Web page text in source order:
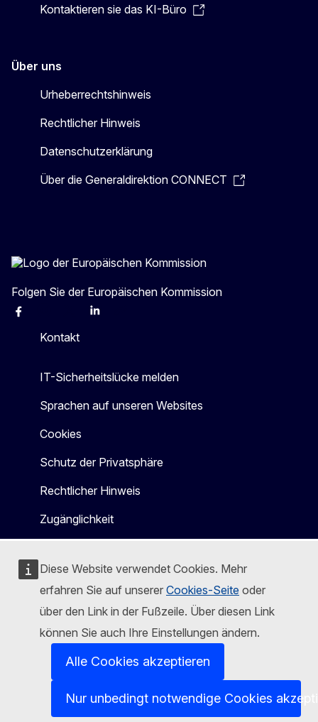
Diese Website verwendet Cookies. Mehr
erfahren Sie auf unserer Cookies-Seite oder
über den Link in der Fußzeile. Über diesen Link
können Sie auch Ihre Einstellungen ändern.
Alle Cookies akzeptieren
Nur unbedingt notwendige Cookies
Kontaktieren sie das KI-Büro
Über uns
Urheberrechtshinweis
Rechtlicher Hinweis
Datenschutzerklärung
Über die Generaldirektion CONNECT
Folgen Sie der Europäischen Kommission
Facebook Linkedin
Kontakt
IT-Sicherheitslücke melden
Sprachen auf unseren Websites
Cookies
Schutz der Privatsphäre
Rechtlicher Hinweis
Zugänglichkeit